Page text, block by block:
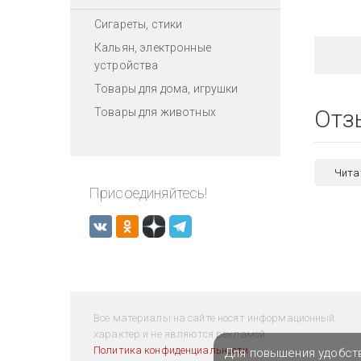
Сигареты, стики
Кальян, электронные
устройства
Товары для дома, игрушки
Товары для животных
Присоединяйтесь!
Все материалы на сайте носят информационный
характер и не являются рекламой.
Политика конфиденциальностиДля повышения